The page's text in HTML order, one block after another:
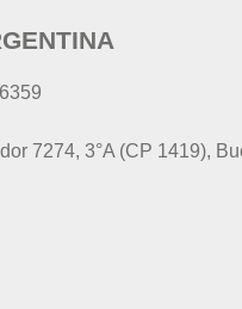
7274, 3°A (CP 1419),